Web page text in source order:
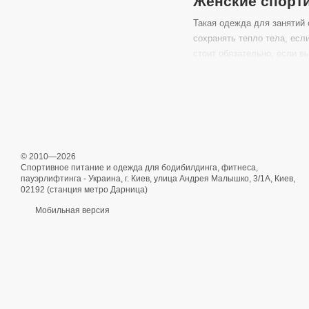
Такая одежда для
сохранять тепло тела,
Топы для
Спортивные занятия и
тренировки в
Благодаря качеству
эластичности, топы
© 2010—2026
Спортивное питание и одежда для бодибилдинга, фитнеса,
пауэрлифтинга - Украина, г. Киев, улица Андрея Малышко, 3/1А, Киев,
02192 (станция метро Дарница)
Мобильная версия